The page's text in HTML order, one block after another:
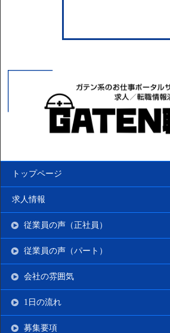
トップページ
求人情報
従業員の声（正社員）
従業員の声（パート）
会社の雰囲気
1日の流れ
募集要項